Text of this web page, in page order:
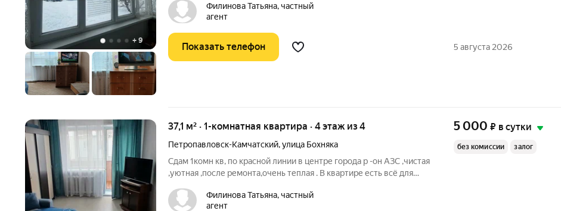
+ 9
Филинова Татьяна, частный
агент
Показать телефон 5 августа 2026
37,1 м² · 1-комнатная квартира · 4 этаж из 4
Петропавловск-Камчатский,улица Бохняка
Сдам 1комн кв, по красной линии в центре города р -он АЗС ,чистая
,уютная ,после ремонта,очень теплая . В квартире есть всё для
Агротек, т -ц Парус , Центральный рынок, Фантан . Без домашних
Филинова Татьяна, частный
агент
5 000 ₽ в сутки
без комиссии залог